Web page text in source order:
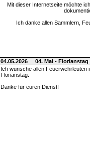
Mit dieser Internetseite möchte
Ich danke allen Sammlern,
04.05.2026
04. Mai -
Ich wünsche allen Feuerwehrleuten
Florianstag.
Danke für euren Dienst!